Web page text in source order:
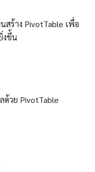
สร้าง PivotTable เพื่อ
งขึ้น
ด้วย PivotTable